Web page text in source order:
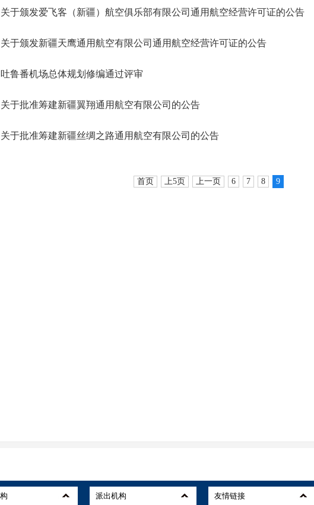
关于颁发爱飞客（新疆）航空俱乐部有限公司通用航空经营许可证的公告
关于颁发新疆天鹰通用航空有限公司通用航空经营许可证的公告
吐鲁番机场总体规划修编通过评审
关于批准筹建新疆翼翔通用航空有限公司的公告
关于批准筹建新疆丝绸之路通用航空有限公司的公告
首页 上5页 上一页 6 7 8 9